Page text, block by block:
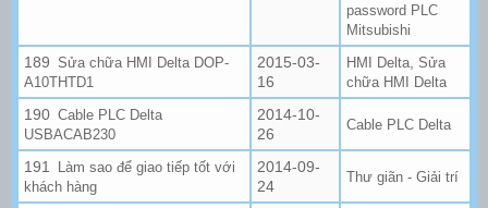
password PLC
Mitsubishi
Sửa chữa HMI Delta DOP-
A10THTD1
2015-03-
16
HMI Delta Sửa
chữa HMI Delta
Cable PLC Delta
USBACAB230
2014-10-
26
Cable PLC Delta
Làm sao để giao tiếp tốt với
khách hàng
2014-09-
24
Thư giãn - Giải trí